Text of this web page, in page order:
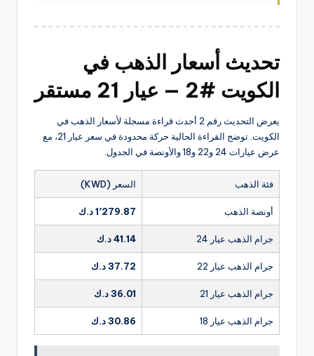
تحديث أسعار الذهب في
الكويت #2 — عيار 21 مستقر
يعرض التحديث رقم 2 أحدث قراءة مسجلة لأسعار الذهب في
الكويت. توضح القراءة الحالية حركة محدودة في سعر عيار 21، مع
عرض عيارات 24 و22 و18 والأونصة في الجدول.
فئة الذهب السعر (KWD)
أونصة الذهب 1٬279.87 د.ك
جرام الذهب عيار 24 41.14 د.ك
جرام الذهب عيار 22 37.72 د.ك
جرام الذهب عيار 21 36.01 د.ك
جرام الذهب عيار 18 30.86 د.ك